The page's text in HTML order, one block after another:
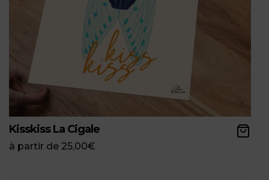
Kisskiss La Cigale
à partir de 25,00€